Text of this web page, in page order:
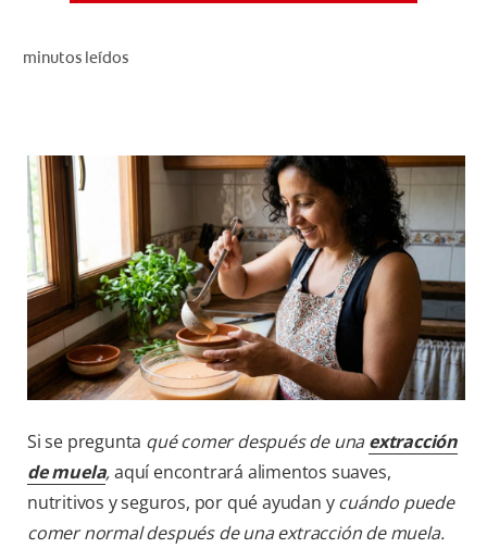
PARA PROFESIONALES
PROMOCIONES
GT (ES)
SUSCRÍBASE
minutos leídos
Si se pregunta qué comer después de unaextracción
de muela,aquí encontrará alimentos suaves,
nutritivos y seguros, por qué ayudan ycuándo puede
comer normal después de una extracción de muela.